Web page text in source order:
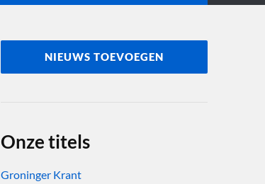
NIEUWS TOEVOEGEN
Onze titels
Groninger Krant